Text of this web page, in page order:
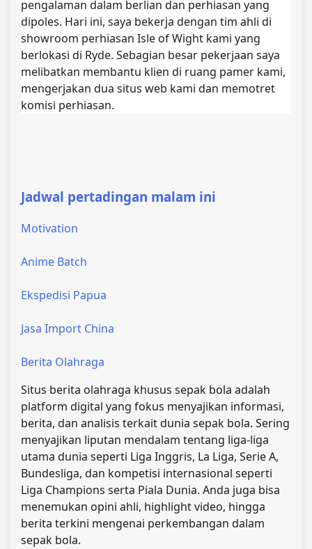
pengalaman dalam berlian dan perhiasan yang
dipoles. Hari ini, saya bekerja dengan tim ahli di
showroom perhiasan Isle of Wight kami yang
berlokasi di Ryde. Sebagian besar pekerjaan saya
melibatkan membantu klien di ruang pamer kami,
mengerjakan dua situs web kami dan memotret
komisi perhiasan.
Jadwal pertadingan malam ini
Motivation
Anime Batch
Ekspedisi Papua
Jasa Import China
Berita Olahraga
Situs berita olahraga khusus sepak bola adalah
platform digital yang fokus menyajikan informasi,
berita, dan analisis terkait dunia sepak bola. Sering
menyajikan liputan mendalam tentang liga-liga
utama dunia seperti Liga Inggris, La Liga, Serie A,
Bundesliga, dan kompetisi internasional seperti
Liga Champions serta Piala Dunia. Anda juga bisa
menemukan opini ahli, highlight video, hingga
berita terkini mengenai perkembangan dalam
sepak bola.